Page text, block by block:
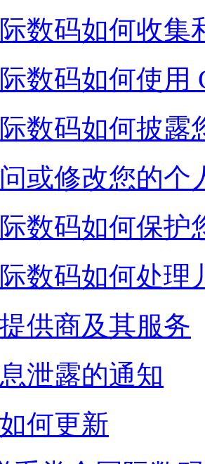
数码如何收集
数码如何使用
数码如何披露
或修改您的个
数码如何保护
数码如何处理
供商及其服务
泄露的通知
何更新